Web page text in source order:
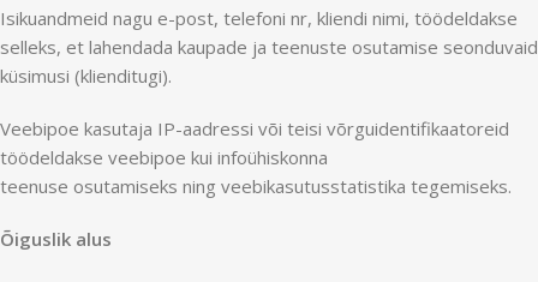
Isikuandmeid nagu e-post, telefoni nr, kliendi nimi, töödeldakse
selleks, et lahendada kaupade ja teenuste osutamise seonduvaid
küsimusi (klienditugi).
Veebipoe kasutaja IP-aadressi või teisi võrguidentifikaatoreid
töödeldakse veebipoe kui infoühiskonna
teenuse osutamiseks ning veebikasutusstatistika tegemiseks.
Õiguslik alus